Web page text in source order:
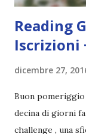
Reading
Iscrizioni
dicembre 27,
Buon
decina di giorni
challenge , una